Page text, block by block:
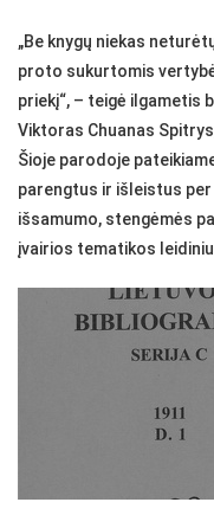
„Be knygų niekas
proto sukurtomis
priekį“, – teigė
Viktoras Chuanas
Šioje parodoje
parengtus ir išleistus
išsamumo, stengėmės
įvairios tematikos